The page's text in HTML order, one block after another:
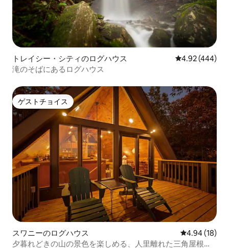
トレイシー・シティのログハウス レビュー444
4.92 (444)
滝のそばにあるログハウス
ゲストチョイス
ゲストチョイス
スワニーのログハウス レビュー18
4.94 (18)
夕暮れどきの山の景色を楽しめる、人里離れた三角屋根の